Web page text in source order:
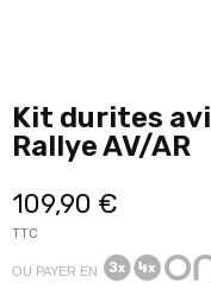
Kit durites
Rallye AV/AR
109,90 €
TTC
OU PAYER EN